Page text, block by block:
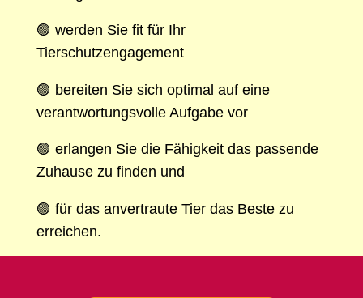
🟢 werden Sie fit für Ihr
Tierschutzengagement
🟢 bereiten Sie sich optimal auf eine
verantwortungsvolle Aufgabe vor
🟢 erlangen Sie die Fähigkeit das passende
Zuhause zu finden und
🟢 für das anvertraute Tier das Beste zu
erreichen.